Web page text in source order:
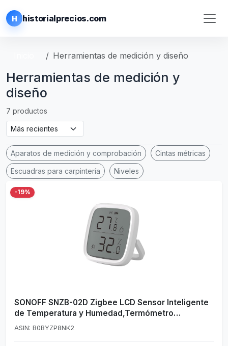
H historialprecios.com
Herramientas de medición y diseño
Herramientas de medición y
diseño
7 productos
Aparatos de medición y comprobación Cintas métricas
Escuadras para carpintería Niveles
-19%
SONOFF SNZB-02D Zigbee LCD Sensor Inteligente
de Temperatura y Humedad,Termómetro
Higrometro Digital para Interior,Compatible
ASIN: B0BYZP8NK2